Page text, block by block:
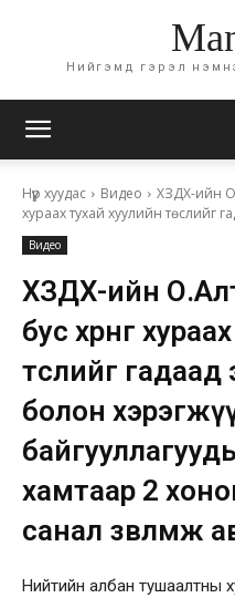
Нийгэмд гэрэл
Нүүр хуудас Видео
ХЗДХ-ийн
хураах тухай хуулийн төслийг
Видео
ХЗДХ-ийн
бус хөрөнгө
төслийг
болон
хамтаар 2
санал зөвлөмж
Нийтийн албан тушаалтны